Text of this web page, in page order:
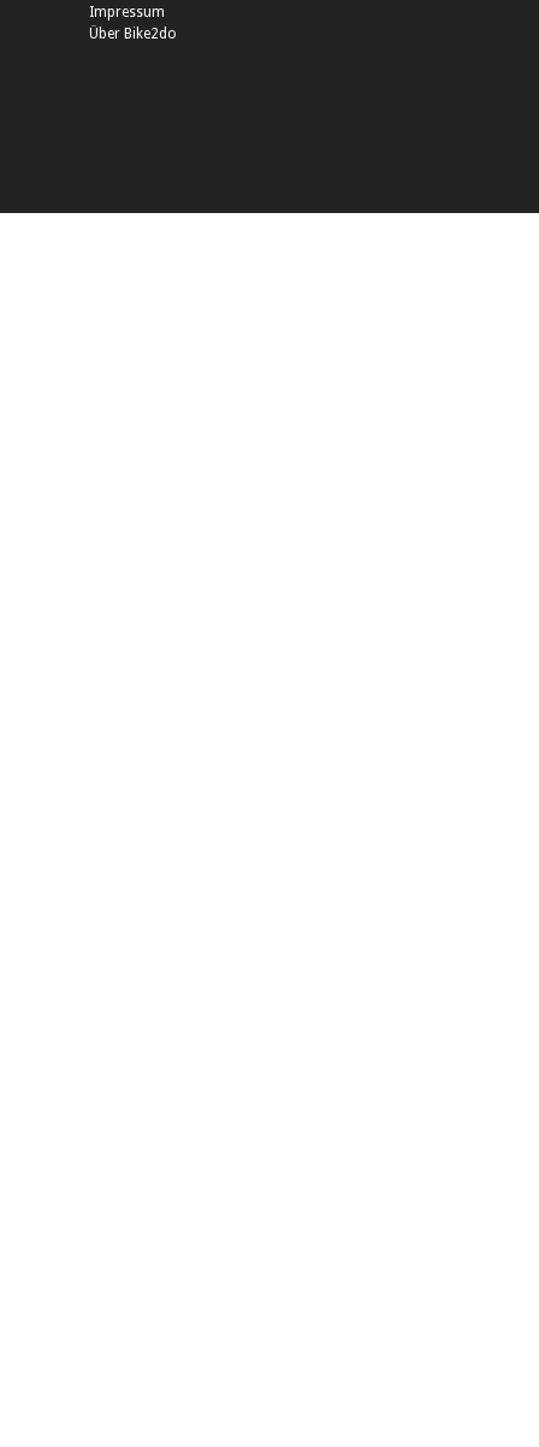
Impressum
Über Bike2do